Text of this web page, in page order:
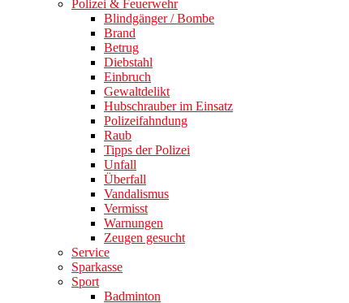
Polizei & Feuerwehr
Blindgänger / Bombe
Brand
Betrug
Diebstahl
Einbruch
Gewaltdelikt
Hubschrauber im Einsatz
Polizeifahndung
Raub
Tipps der Polizei
Unfall
Überfall
Vandalismus
Vermisst
Warnungen
Zeugen gesucht
Service
Sparkasse
Sport
Badminton